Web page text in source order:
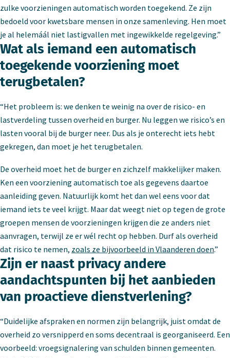
zulke voorzieningen automatisch worden toegekend. Ze zijn
bedoeld voor kwetsbare mensen in onze samenleving. Hen moet
je al helemáál niet lastigvallen met ingewikkelde regelgeving.”
Wat als iemand een automatisch
toegekende voorziening moet
terugbetalen?
“Het probleem is: we denken te weinig na over de risico- en
lastverdeling tussen overheid en burger. Nu leggen we risico’s en
lasten vooral bij de burger neer. Dus als je onterecht iets hebt
gekregen, dan moet je het terugbetalen.
De overheid moet het de burger en zichzelf makkelijker maken.
Ken een voorziening automatisch toe als gegevens daartoe
aanleiding geven. Natuurlijk komt het dan wel eens voor dat
iemand iets te veel krijgt. Maar dat weegt niet op tegen de grote
groepen mensen de voorzieningen krijgen die ze anders niet
aanvragen, terwijl ze er wél recht op hebben. Durf als overheid
dat risico te nemen, zoals ze bijvoorbeeld in Vlaanderen doen.”
Zijn er naast privacy andere
aandachtspunten bij het aanbieden
van proactieve dienstverlening?
“Duidelijke afspraken en normen zijn belangrijk, juist omdat de
overheid zo versnipperd en soms decentraal is georganiseerd. Een
voorbeeld: vroegsignalering van schulden binnen gemeenten.